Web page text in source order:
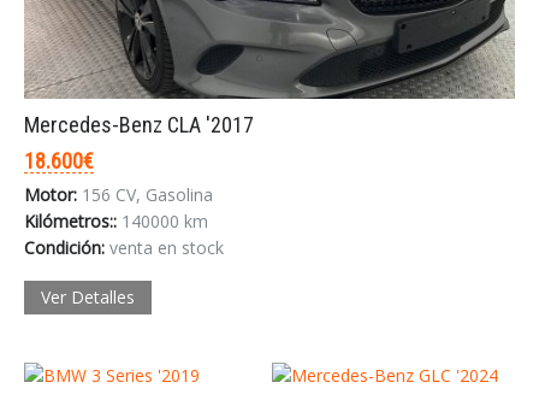
Mercedes-Benz CLA '2017
18.600€
Motor: 156 CV, Gasolina
Kilómetros:: 140000 km
Condición: venta en stock
Ver Detalles